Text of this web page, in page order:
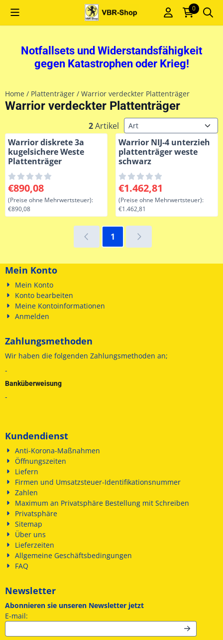
Cookie-Einstellungen sind derzeit geschlossen. 0
Notfallsets und Widerstandsfähigkeit
gegen Katastrophen oder Krieg!
Home / Plattenträger / Warrior verdeckter Plattenträger
Warrior verdeckter Plattenträger
2Artikel Sortiermethode
Warrior diskrete 3a
kugelsichere Weste
Plattenträger
Preis: 890,08, ohne MwSt.: 890,08
€890,08
(Preise ohne Mehrwertsteuer):
€890,08
Warrior NIJ-4 unterzieh
plattenträger weste
schwarz
Preis: 1 462,81, ohne
€1.462,81
(Preise ohne Mehrwertsteuer):
€1.462,81
1
Mein Konto
Mein Konto
Konto bearbeiten
Meine Kontoinformationen
Anmelden
Zahlungsmethoden
Wir haben die folgenden Zahlungsmethoden an;
-
Banküberweisung
-
Kundendienst
Anti-Korona-Maßnahmen
Öffnungszeiten
Liefern
Firmen und Umsatzsteuer-Identifikationsnummer
Zahlen
Maximum an Privatsphäre Bestellung mit Schreiben
Privatsphäre
Sitemap
Über uns
Lieferzeiten
Allgemeine Geschäftsbedingungen
FAQ
Newsletter
Abonnieren sie unseren Newsletter jetzt
E-mail: